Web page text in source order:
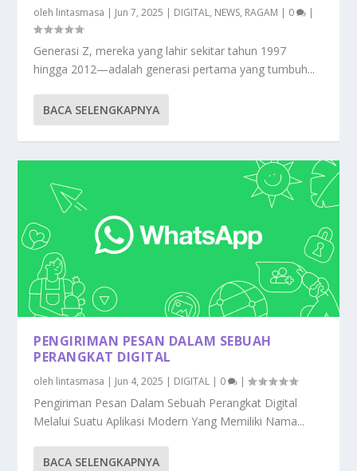
oleh lintasmasa | Jun 7, 2025 | DIGITAL, NEWS, RAGAM | 0 |
Generasi Z, mereka yang lahir sekitar tahun 1997
hingga 2012—adalah generasi pertama yang tumbuh...
BACA SELENGKAPNYA
PENGIRIMAN PESAN DALAM SEBUAH
PERANGKAT DIGITAL
oleh lintasmasa | Jun 4, 2025 | DIGITAL | 0 |
Pengiriman Pesan Dalam Sebuah Perangkat Digital
Melalui Suatu Aplikasi Modern Yang Memiliki Nama...
BACA SELENGKAPNYA